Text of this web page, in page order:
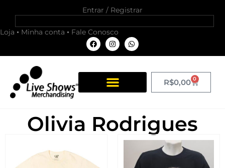
Entrar / Registrar
Loja Minha conta Fale Conosco
R$0,00 0
Olivia Rodrigues